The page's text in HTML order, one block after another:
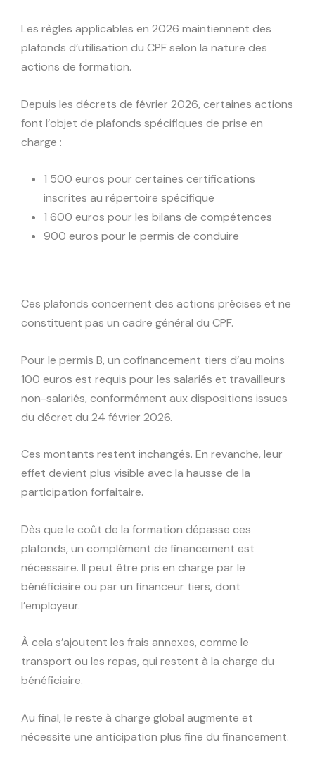
Les règles applicables en 2026 maintiennent des
plafonds d’utilisation du CPF selon la nature des
actions de formation.
Depuis les décrets de février 2026, certaines actions
font l’objet de plafonds spécifiques de prise en
charge :
1 500 euros pour certaines certifications
inscrites au répertoire spécifique
1 600 euros pour les bilans de compétences
900 euros pour le permis de conduire
Ces plafonds concernent des actions précises et ne
constituent pas un cadre général du CPF.
Pour le permis B, un cofinancement tiers d’au moins
100 euros est requis pour les salariés et travailleurs
non-salariés, conformément aux dispositions issues
du décret du 24 février 2026.
Ces montants restent inchangés. En revanche, leur
effet devient plus visible avec la hausse de la
participation forfaitaire.
Dès que le coût de la formation dépasse ces
plafonds, un complément de financement est
nécessaire. Il peut être pris en charge par le
bénéficiaire ou par un financeur tiers, dont
l’employeur.
À cela s’ajoutent les frais annexes, comme le
transport ou les repas, qui restent à la charge du
bénéficiaire.
Au final, le reste à charge global augmente et
nécessite une anticipation plus fine du financement.